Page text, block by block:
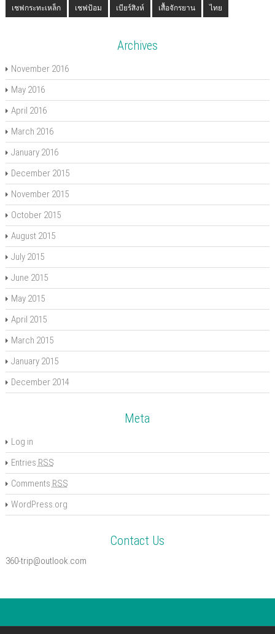
เชฟกระทะเหล็ก เชฟป้อม เบียร์สิงห์ เสื้อจักรยาน ไทย
Archives
November 2016
May 2016
April 2016
March 2016
January 2016
December 2015
November 2015
October 2015
August 2015
July 2015
June 2015
May 2015
April 2015
March 2015
January 2015
December 2014
Meta
Log in
Entries RSS
Comments RSS
WordPress.org
Contact Us
360-trip@outlook.com